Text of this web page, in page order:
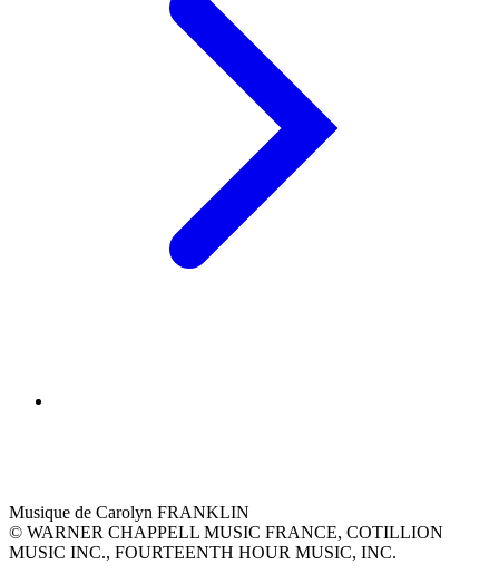
Musique de Carolyn FRANKLIN
© WARNER CHAPPELL MUSIC FRANCE, COTILLION
MUSIC INC., FOURTEENTH HOUR MUSIC, INC.